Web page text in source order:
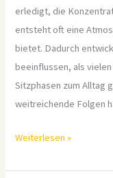
erledigt, die
entsteht oft eine
bietet. Dadurch
beeinflussen, als
Sitzphasen zum Alltag
weitreichende Folgen
Weiterlesen »